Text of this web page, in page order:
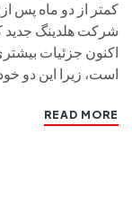
کمتر از دو ماه پس
اکنون جزئیات
است، زیرا این دو
READ MORE